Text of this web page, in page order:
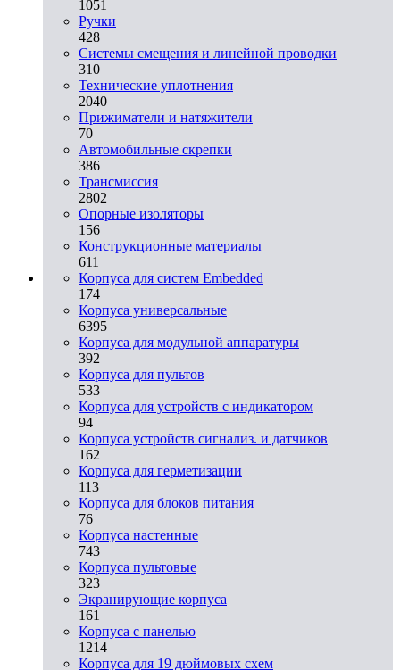
1051
Ручки
428
Системы смещения и линейной проводки
310
Технические уплотнения
2040
Прижиматели и натяжители
70
Автомобильные скрепки
386
Трансмиссия
2802
Опорные изоляторы
156
Конструкционные материалы
611
Корпуса для систем Embedded
174
Корпуса универсальные
6395
Корпуса для модульной аппаратуры
392
Корпуса для пультов
533
Корпуса для устройств с индикатором
94
Корпуса устройств сигнализ. и датчиков
162
Корпуса для герметизации
113
Корпуса для блоков питания
76
Корпуса настенные
743
Корпуса пультовые
323
Экранирующие корпуса
161
Корпуса с панелью
1214
Корпуса для 19 дюймовых схем